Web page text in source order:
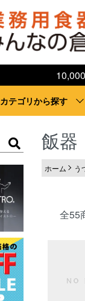
カテゴリから探す
飯器
ホーム う
全55